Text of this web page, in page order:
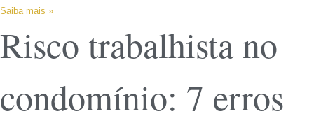
Saiba mais »
Risco trabalhista no
condomínio: 7 erros